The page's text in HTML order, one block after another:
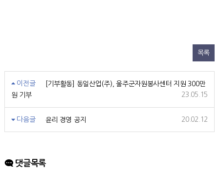
목록
이전글
[기부활동] 동일산업(주), 울주군자원봉사센터 지원 300만
원 기부
23.05.15
다음글 윤리 경영 공지 20.02.12
댓글목록